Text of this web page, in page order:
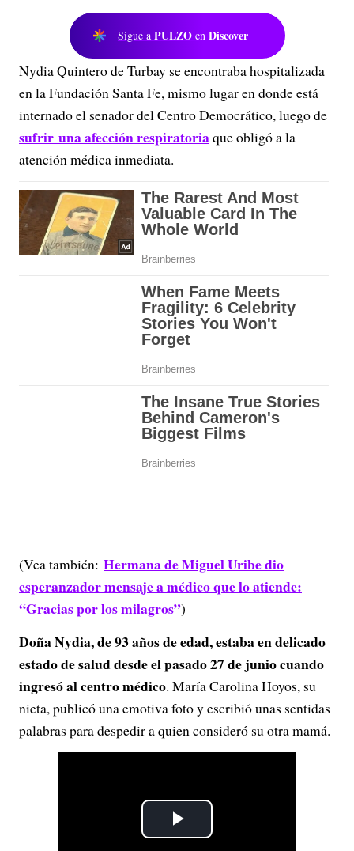
Sigue a PULZO en Discover
Nydia Quintero de Turbay se encontraba hospitalizada
en la Fundación Santa Fe, mismo lugar en donde está
internado el senador del Centro Democrático, luego de
sufrir una afección respiratoriaque obligó a la
atención médica inmediata.
(Vea también: Hermana de Miguel Uribe dio
esperanzador mensaje a médico que lo atiende:
“Gracias por los milagros”)
Doña Nydia, de 93 años de edad, estaba en delicado
estado de salud desde el pasado 27 de junio cuando
ingresó al centro médico. María Carolina Hoyos, su
nieta, publicó una emotiva foto y escribió unas sentidas
palabras para despedir a quien consideró su otra mamá.
P